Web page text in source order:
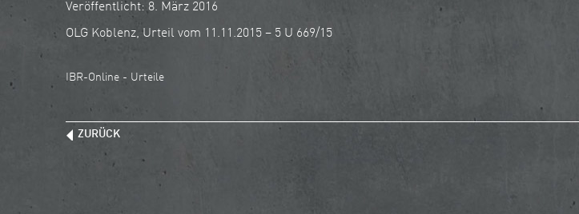
Veröffentlicht: 8. März 2016
OLG Koblenz, Urteil vom 11.11.2015 – 5 U 669/15
IBR-Online - Urteile
ZURÜCK